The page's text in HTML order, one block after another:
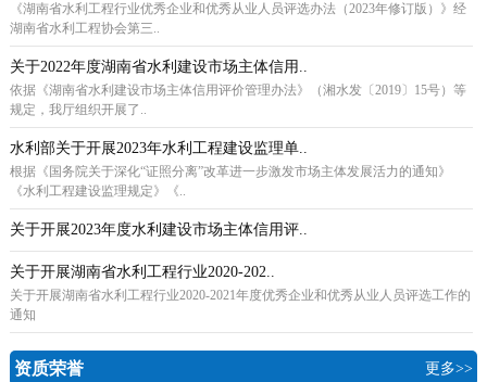
《湖南省水利工程行业优秀企业和优秀从业人员评选办法（2023年修订版）》经
湖南省水利工程协会第三..
关于2022年度湖南省水利建设市场主体信用..
依据《湖南省水利建设市场主体信用评价管理办法》（湘水发〔2019〕15号）等
规定，我厅组织开展了..
水利部关于开展2023年水利工程建设监理单..
根据《国务院关于深化“证照分离”改革进一步激发市场主体发展活力的通知》
《水利工程建设监理规定》《..
关于开展2023年度水利建设市场主体信用评..
关于开展湖南省水利工程行业2020-202..
关于开展湖南省水利工程行业2020-2021年度优秀企业和优秀从业人员评选工作的
通知
资质荣誉 更多>>